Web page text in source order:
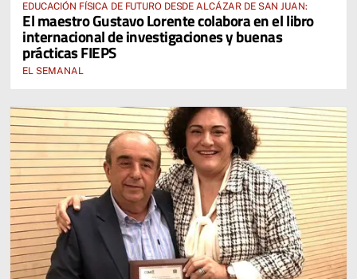
EDUCACIÓN FÍSICA DE FUTURO DESDE ALCÁZAR DE SAN JUAN:
El maestro Gustavo Lorente colabora en el libro
internacional de investigaciones y buenas
prácticas FIEPS
EL SEMANAL